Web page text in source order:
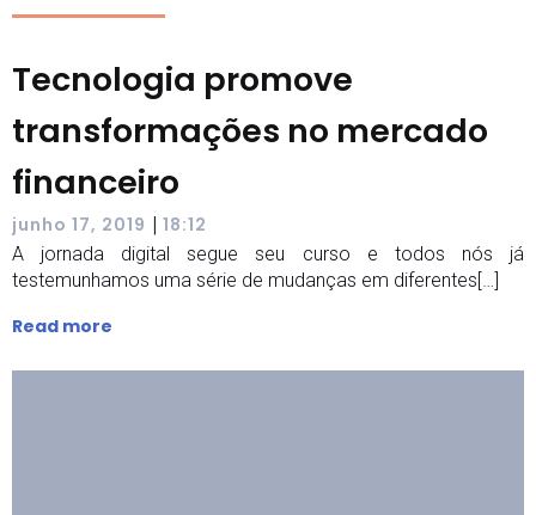
Tecnologia promove
transformações no mercado
financeiro
junho 17, 2019 | 18:12
A jornada digital segue seu curso e todos nós já
testemunhamos uma série de mudanças em diferentes[…]
Read more